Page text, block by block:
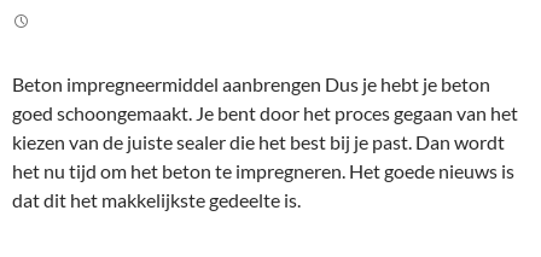
r
o
t
h
e
Beton impregneermiddel aanbrengen Dus je hebt je beton
goed schoongemaakt. Je bent door het proces gegaan van het
kiezen van de juiste sealer die het best bij je past. Dan wordt
het nu tijd om het beton te impregneren. Het goede nieuws is
dat dit het makkelijkste gedeelte is.